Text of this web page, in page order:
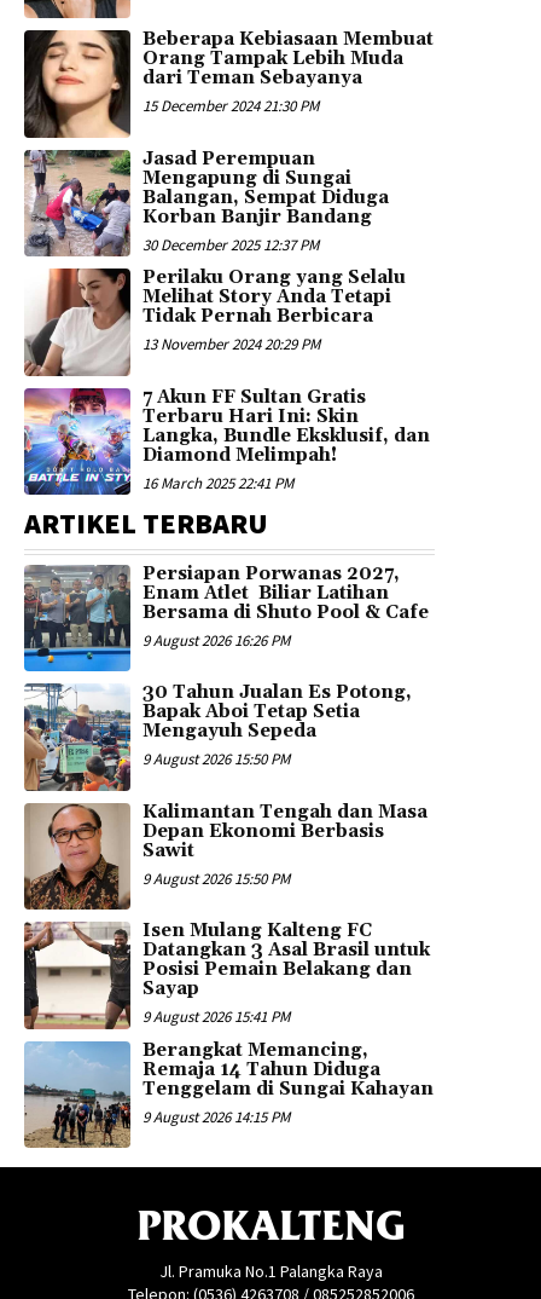
Beberapa Kebiasaan Membuat
Orang Tampak Lebih Muda
dari Teman Sebayanya
15 December 2024 21:30 PM
Jasad Perempuan
Mengapung di Sungai
Balangan, Sempat Diduga
Korban Banjir Bandang
30 December 2025 12:37 PM
Perilaku Orang yang Selalu
Melihat Story Anda Tetapi
Tidak Pernah Berbicara
13 November 2024 20:29 PM
7 Akun FF Sultan Gratis
Terbaru Hari Ini: Skin
Langka, Bundle Eksklusif, dan
Diamond Melimpah!
16 March 2025 22:41 PM
ARTIKEL TERBARU
Persiapan Porwanas 2027,
Enam Atlet Biliar Latihan
Bersama di Shuto Pool & Cafe
9 August 2026 16:26 PM
30 Tahun Jualan Es Potong,
Bapak Aboi Tetap Setia
Mengayuh Sepeda
9 August 2026 15:50 PM
Kalimantan Tengah dan Masa
Depan Ekonomi Berbasis
Sawit
9 August 2026 15:50 PM
Isen Mulang Kalteng FC
Datangkan 3 Asal Brasil untuk
Posisi Pemain Belakang dan
Sayap
9 August 2026 15:41 PM
Berangkat Memancing,
Remaja 14 Tahun Diduga
Tenggelam di Sungai Kahayan
9 August 2026 14:15 PM
PROKALTENG
Jl. Pramuka No.1 Palangka Raya
Telepon: (0536) 4263708 / 085252852006